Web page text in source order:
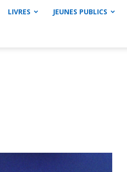
LIVRES JEUNES PUBLICS